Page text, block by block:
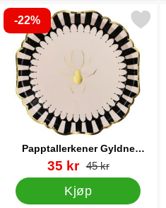
-22%
Papptallerkener Gyldne
Edderkopper 6-pakning
Varenummer 88518
ny pris
35 kr gammel pris
45 kr
Kjøp
papptallerkener Gyldne